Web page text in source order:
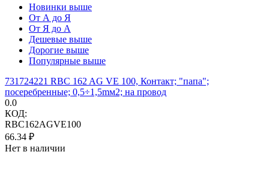
Новинки выше
От А до Я
От Я до А
Дешевые выше
Дорогие выше
Популярные выше
731724221 RBC 162 AG VE 100, Контакт; "папа";
посеребренные; 0,5÷1,5mм2; на провод
0.0
КОД:
RBC162AGVE100
66.34 ₽
Нет в наличии